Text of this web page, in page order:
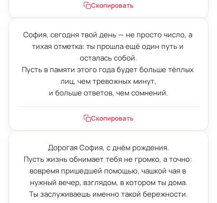
Скопировать
София, сегодня твой день — не просто число, а
тихая отметка: ты прошла ещё один путь и
осталась собой.
Пусть в памяти этого года будет больше тёплых
лиц, чем тревожных минут,
и больше ответов, чем сомнений.
Скопировать
Дорогая София, с днём рождения.
Пусть жизнь обнимает тебя не громко, а точно:
вовремя пришедшей помощью, чашкой чая в
нужный вечер, взглядом, в котором ты дома.
Ты заслуживаешь именно такой бережности.